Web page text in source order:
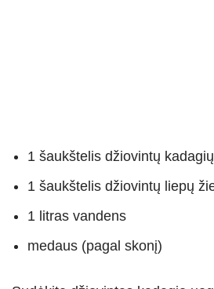
1 šaukštelis džiovintų
1 šaukštelis džiovintų liepų
1 litras vandens
medaus (pagal skonį)